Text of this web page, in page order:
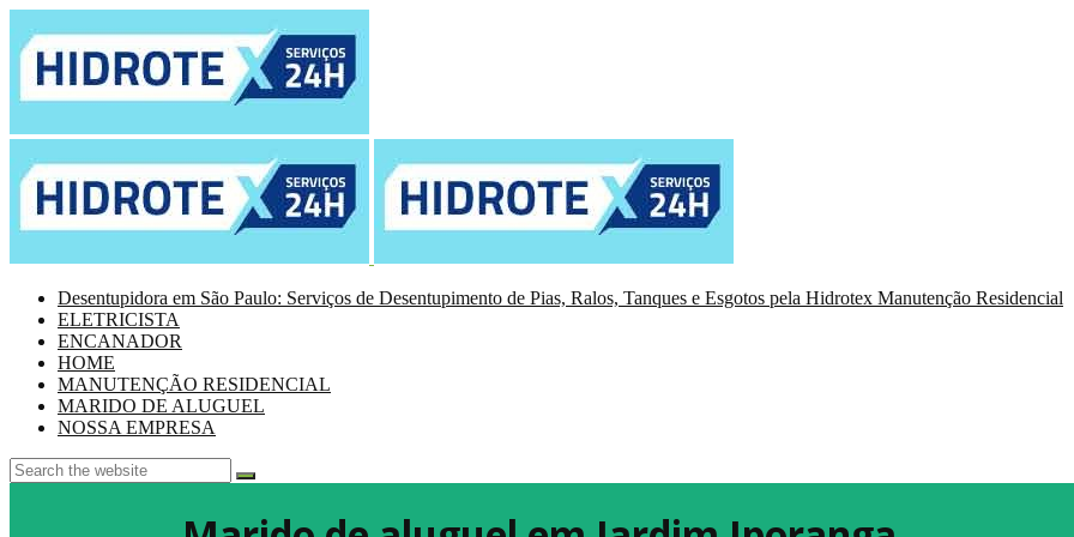
Desentupidora em São Paulo: Serviços de Desentupimento de Pias, Ralos, Tanques e Esgotos pela Hidrotex Manutenção Residencial
ELETRICISTA
ENCANADOR
HOME
MANUTENÇÃO RESIDENCIAL
MARIDO DE ALUGUEL
NOSSA EMPRESA